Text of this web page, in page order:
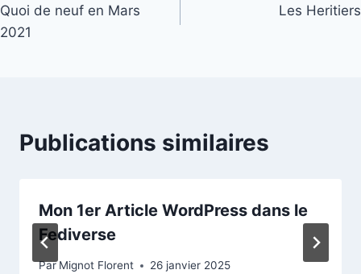
de
Quoi de neuf en Mars
2021
Les Heritiers
Publications similaires
Mon 1er Article WordPress dans le
Fediverse
Par Mignot Florent 26 janvier 2025